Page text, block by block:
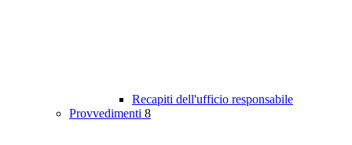
Recapiti dell'ufficio responsabile
Provvedimenti 8